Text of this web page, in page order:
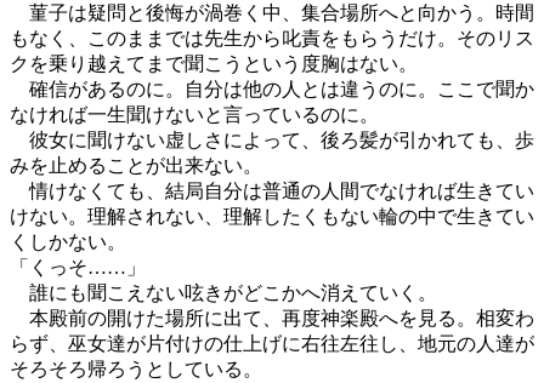
菫子は疑問と後悔が渦巻く中、集合場所へと向かう。時間
もなく、このままでは先生から叱責をもらうだけ。そのリス
クを乗り越えてまで聞こうという度胸はない。
確信があるのに。自分は他の人とは違うのに。ここで聞か
なければ一生聞けないと言っているのに。
彼女に聞けない虚しさによって、後ろ髪が引かれても、歩
みを止めることが出来ない。
情けなくても、結局自分は普通の人間でなければ生きてい
けない。理解されない、理解したくもない輪の中で生きてい
くしかない。
「くっそ……」
誰にも聞こえない呟きがどこかへ消えていく。
本殿前の開けた場所に出て、再度神楽殿へを見る。相変わ
らず、巫女達が片付けの仕上げに右往左往し、地元の人達が
そろそろ帰ろうとしている。